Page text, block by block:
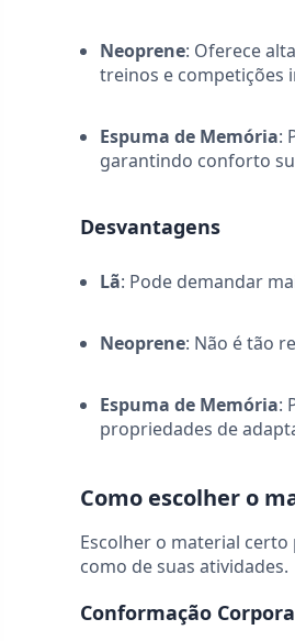
Neoprene: Oferece
treinos e competições
Espuma de Memória:
garantindo conforto
Desvantagens
Lã: Pode demandar
Neoprene: Não é tão
Espuma de Memória:
propriedades de
Como escolher o
Escolher o material
como de suas atividades.
Conformação